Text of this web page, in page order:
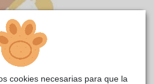
cookies necesarias para que la